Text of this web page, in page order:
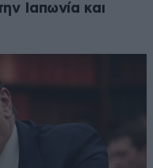
Ιαπωνία και